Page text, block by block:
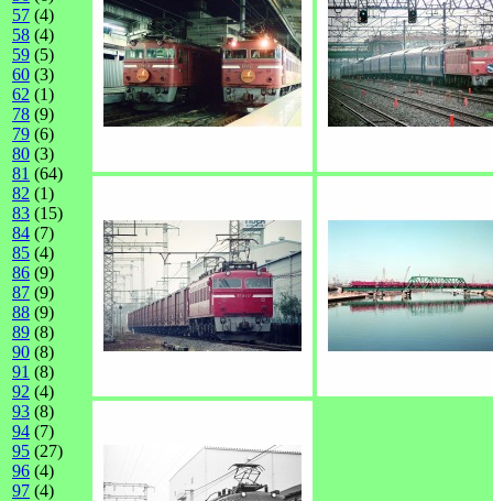
57 (4)
58 (4)
59 (5)
60 (3)
62 (1)
78 (9)
79 (6)
80 (3)
81 (64)
82 (1)
83 (15)
84 (7)
85 (4)
86 (9)
87 (9)
88 (9)
89 (8)
90 (8)
91 (8)
92 (4)
93 (8)
94 (7)
95 (27)
96 (4)
97 (4)